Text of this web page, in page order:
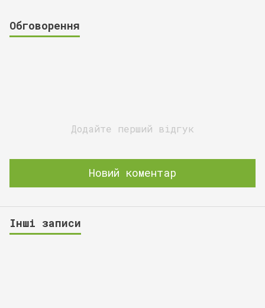
Обговорення
Додайте перший відгук
Новий коментар
Інші записи